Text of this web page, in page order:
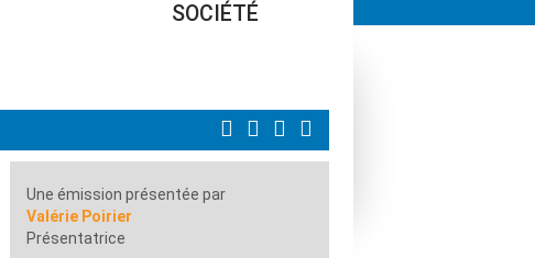
SOCIÉTÉ
Une émission présentée par
Valérie Poirier
Présentatrice